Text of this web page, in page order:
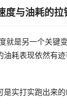
度与油耗的拉
就是另一个关键
油耗表现依然有
实打实跑出来的